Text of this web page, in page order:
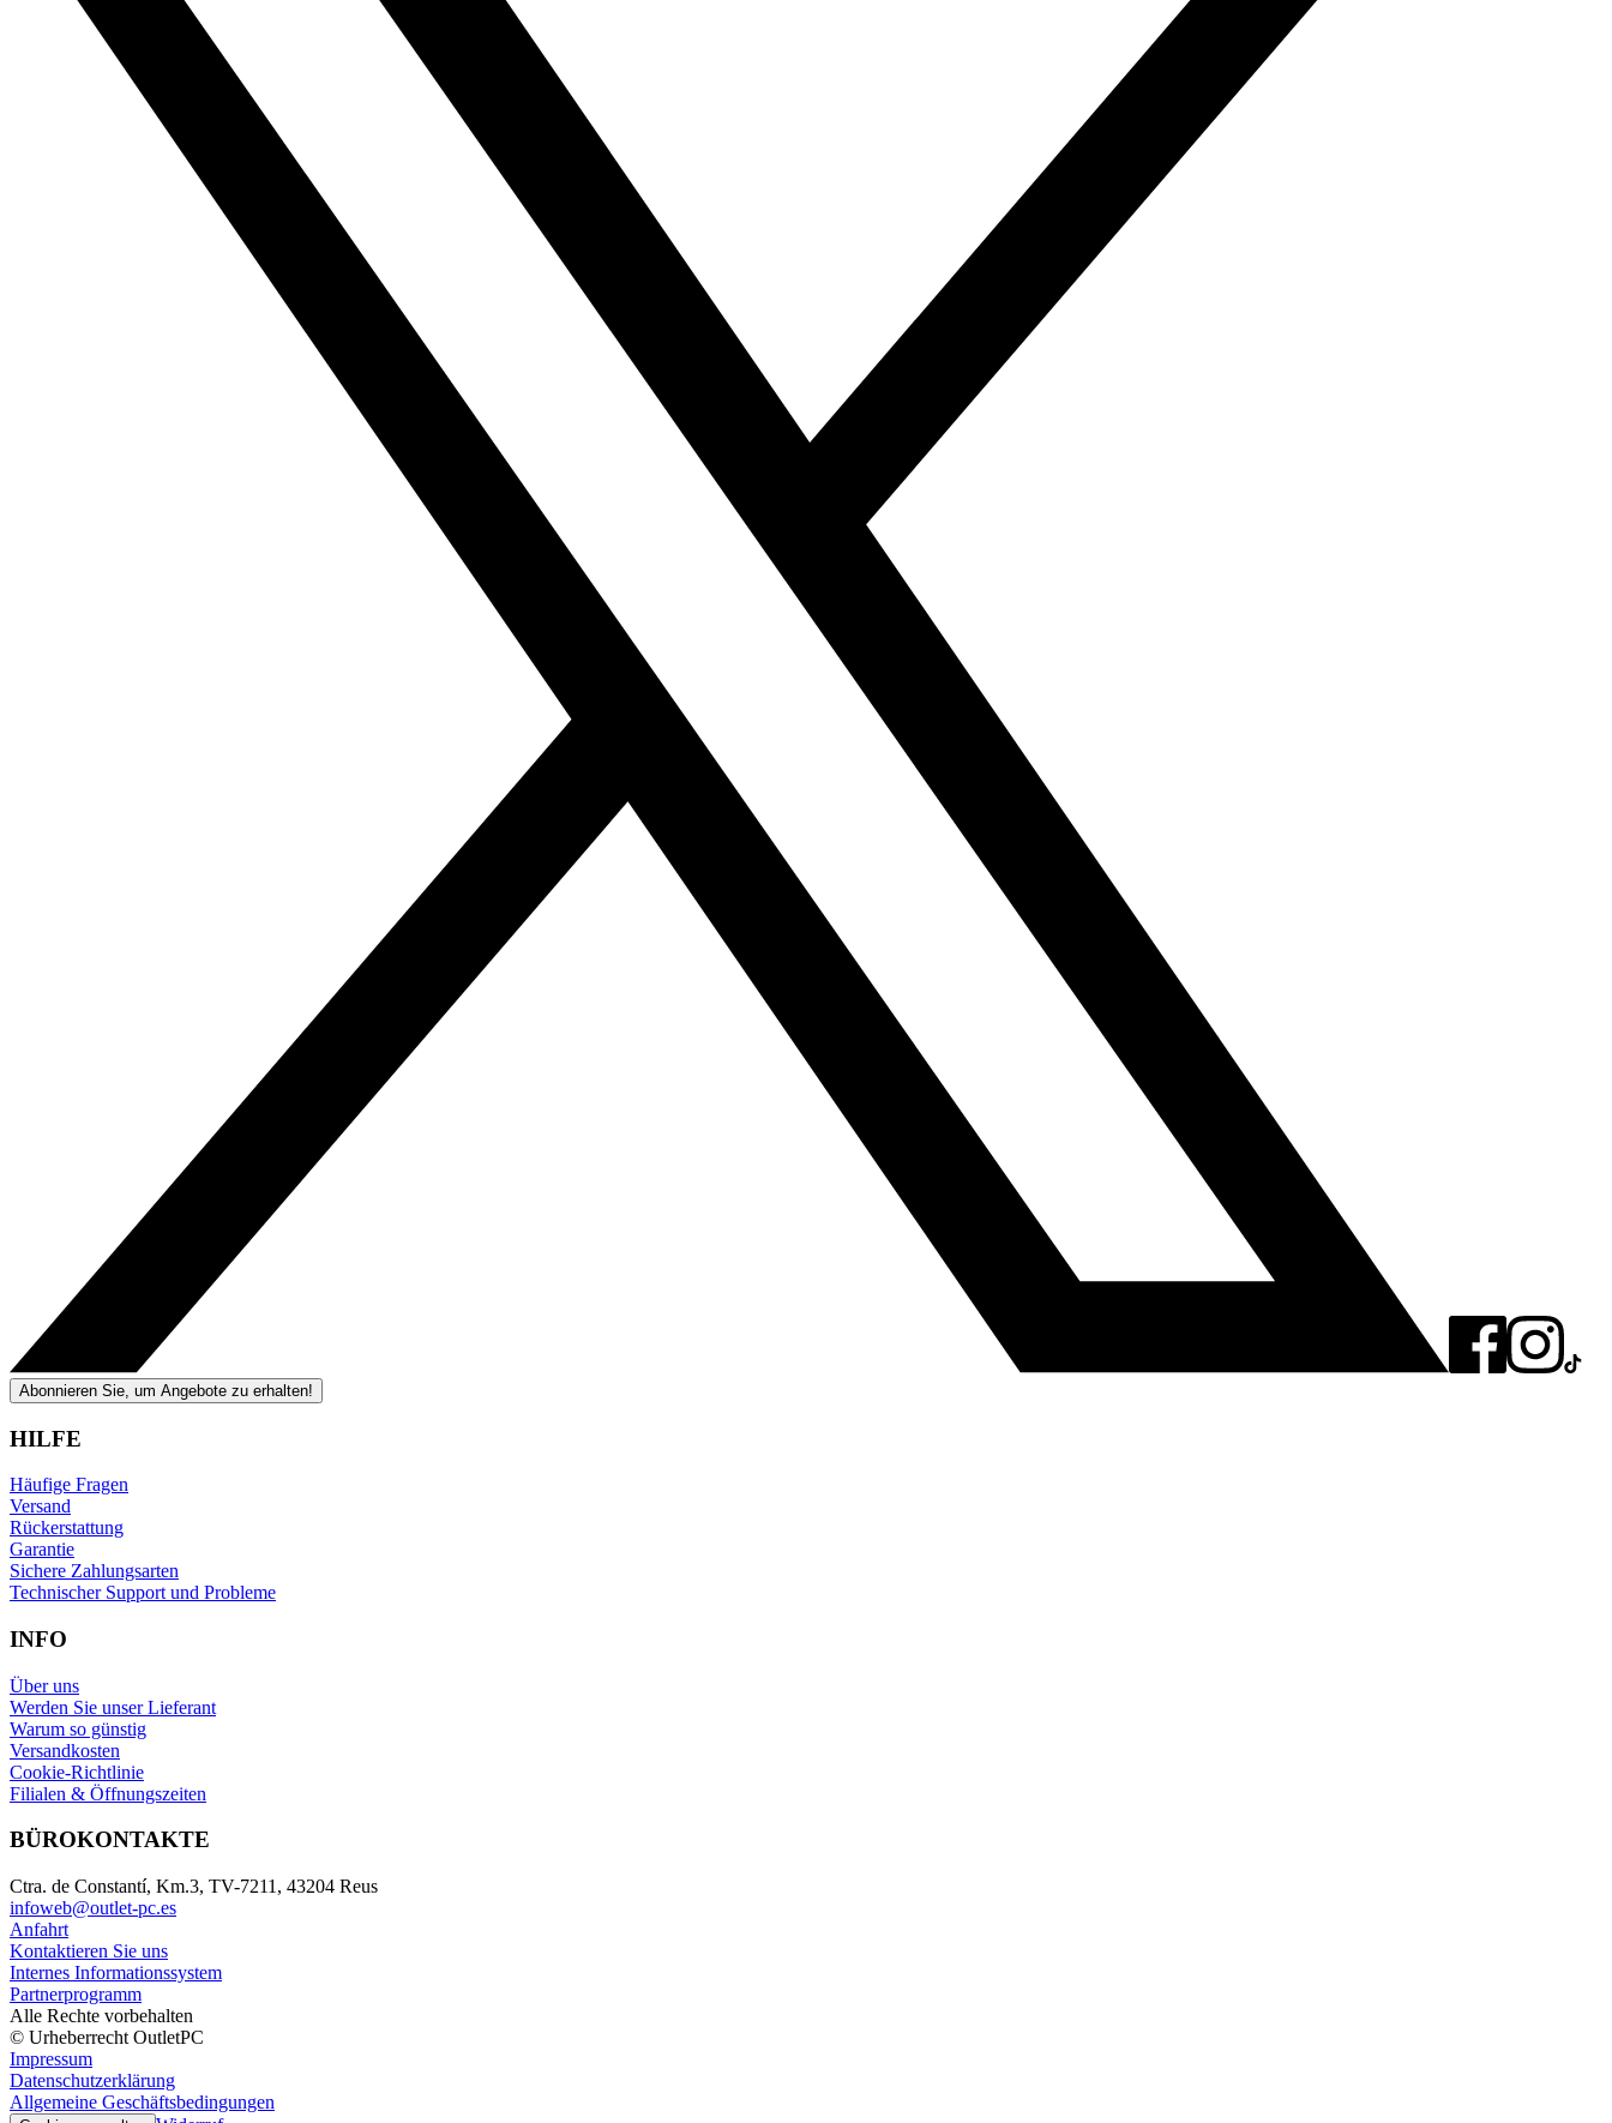
Abonnieren Sie, um Angebote zu erhalten!
HILFE
Häufige Fragen
Versand
Rückerstattung
Garantie
Sichere Zahlungsarten
Technischer Support und Probleme
INFO
Über uns
Werden Sie unser Lieferant
Warum so günstig
Versandkosten
Cookie-Richtlinie
Filialen & Öffnungszeiten
BÜROKONTAKTE
Ctra. de Constantí, Km.3, TV-7211, 43204 Reus
infoweb@outlet-pc.es
Anfahrt
Kontaktieren Sie uns
Internes Informationssystem
Partnerprogramm
Alle Rechte vorbehalten
© Urheberrecht OutletPC
Impressum
Datenschutzerklärung
Allgemeine Geschäftsbedingungen